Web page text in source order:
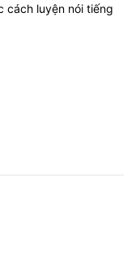
cách luyện nói tiếng